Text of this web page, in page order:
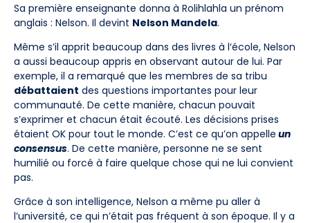
Sa première enseignante donna à Rolihlahla un prénom
anglais : Nelson. Il devint Nelson Mandela.
Même s’il apprit beaucoup dans des livres à l‘école, Nelson
a aussi beaucoup appris en observant autour de lui. Par
exemple, il a remarqué que les membres de sa tribu
débattaient des questions importantes pour leur
communauté. De cette manière, chacun pouvait
s’exprimer et chacun était écouté. Les décisions prises
étaient OK pour tout le monde. C’est ce qu’on appelle un
consensus. De cette manière, personne ne se sent
humilié ou forcé à faire quelque chose qui ne lui convient
pas.
Grâce à son intelligence, Nelson a même pu aller à
l’université, ce qui n’était pas fréquent à son époque. Il y a